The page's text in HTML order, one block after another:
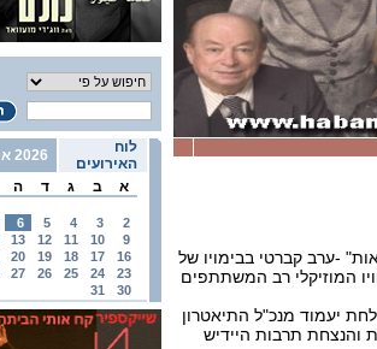
לוח
האירועים
2026 אוגוסט
א
ב ג ד ה
2
3
4
5
6
9
10
11
12
13
16
17
18
19
20
23
24
25
26
27
30
31
-ערב קברטי בבימויו של
המוזיקלי רב המשתתפים
יעמוד מנכ"ל התיאטרון
והנצחת תרבות היידיש